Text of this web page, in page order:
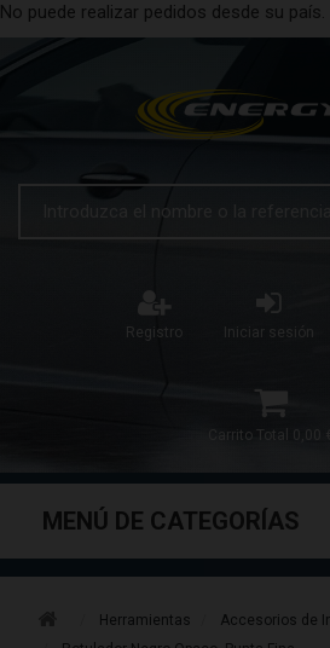
No puede realizar pedidos desde su país.
Registro Iniciar sesión
Carrito Total 0,00 €
MENÚ DE CATEGORÍAS
Herramientas
Accesorios de